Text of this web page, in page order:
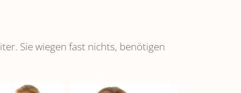
Sie wiegen fast nichts, benötigen